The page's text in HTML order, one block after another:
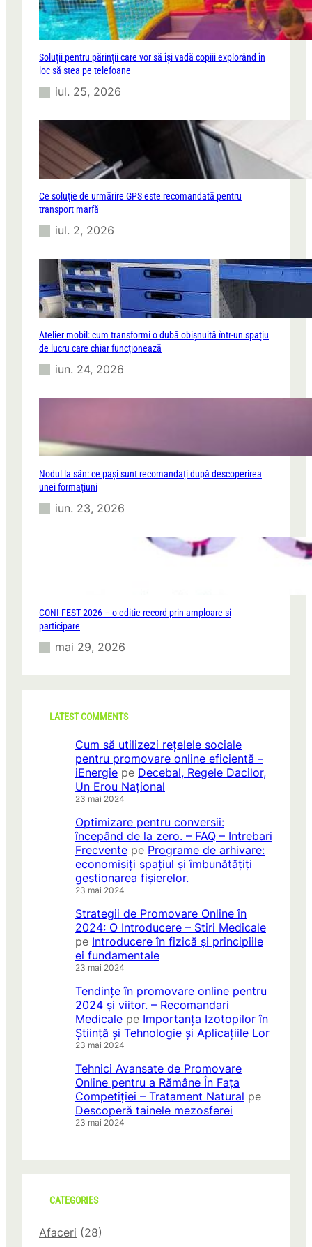
Soluții pentru părinții care vor să își vadă copiii explorând în
loc să stea pe telefoane
iul. 25, 2026
Ce soluție de urmărire GPS este recomandată pentru
transport marfă
iul. 2, 2026
Atelier mobil: cum transformi o dubă obișnuită într-un spațiu
de lucru care chiar funcționează
iun. 24, 2026
Nodul la sân: ce pași sunt recomandați după descoperirea
unei formațiuni
iun. 23, 2026
CONI FEST 2026 – o editie record prin amploare si
participare
mai 29, 2026
LATEST COMMENTS
Cum să utilizezi rețelele sociale
pentru promovare online eficientă –
iEnergie pe Decebal, Regele Dacilor,
Un Erou Național
23 mai 2024
Optimizare pentru conversii:
începând de la zero. – FAQ – Intrebari
Frecvente pe Programe de arhivare:
economisiți spațiul și îmbunătățiți
gestionarea fișierelor.
23 mai 2024
Strategii de Promovare Online în
2024: O Introducere – Stiri Medicale
pe Introducere în fizică și principiile
ei fundamentale
23 mai 2024
Tendințe în promovare online pentru
2024 și viitor. – Recomandari
Medicale pe Importanța Izotopilor în
Știință și Tehnologie și Aplicațiile Lor
23 mai 2024
Tehnici Avansate de Promovare
Online pentru a Rămâne În Fața
Competiției – Tratament Natural pe
Descoperă tainele mezosferei
23 mai 2024
CATEGORIES
Afaceri (28)